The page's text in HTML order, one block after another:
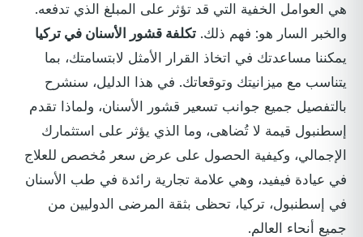
هي العوامل الخفية التي قد تؤثر على المبلغ الذي تدفعه.
والخبر السار هو: فهم ذلك. تكلفة قشور الأسنان في تركيا
يمكننا مساعدتك في اتخاذ القرار الأمثل لابتسامتك، بما
يتناسب مع ميزانيتك وتوقعاتك. في هذا الدليل، سنشرح
بالتفصيل جميع جوانب تسعير قشور الأسنان، ولماذا تقدم
إسطنبول قيمة لا تُضاهى، وما الذي يؤثر على استثمارك
الإجمالي، وكيفية الحصول على عرض سعر مُخصص للعلاج
في عيادة فيفيد، وهي علامة تجارية رائدة في طب الأسنان
في إسطنبول، تركيا، تحظى بثقة المرضى الدوليين من
جميع أنحاء العالم.